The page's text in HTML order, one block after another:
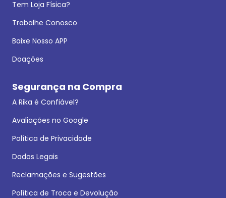
Tem Loja Física?
Trabalhe Conosco
Baixe Nosso APP
Doações
Segurança na Compra
A Rika é Confiável?
Avaliações no Google
Política de Privacidade
Dados Legais
Reclamações e Sugestões
Política de Troca e Devolução